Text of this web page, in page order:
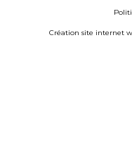
Création site internet